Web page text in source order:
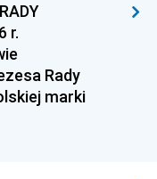
r.
Rady
marki